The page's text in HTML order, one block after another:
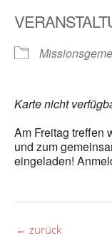
Karte nicht
Am Freitag treffen
und zum
eingeladen!
← zurück